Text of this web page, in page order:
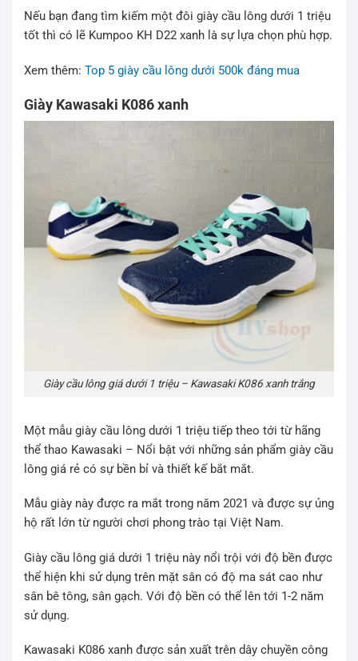
Nếu bạn đang tìm kiếm một đôi giày cầu lông dưới 1 triệu
tốt thì có lẽ Kumpoo KH D22 xanh là sự lựa chọn phù hợp.
Xem thêm: Top 5 giày cầu lông dưới 500k đáng mua
Giày Kawasaki K086 xanh
Giày cầu lông giá dưới 1 triệu – Kawasaki K086 xanh trắng
Một mẫu giày cầu lông dưới 1 triệu tiếp theo tới từ hãng
thể thao Kawasaki – Nổi bật với những sản phẩm giày cầu
lông giá rẻ có sự bền bỉ và thiết kế bắt mắt.
Mẫu giày này được ra mắt trong năm 2021 và được sự ủng
hộ rất lớn từ người chơi phong trào tại Việt Nam.
Giày cầu lông giá dưới 1 triệu này nổi trội với độ bền được
thể hiện khi sử dụng trên mặt sân có độ ma sát cao như
sân bê tông, sân gạch. Với độ bền có thể lên tới 1-2 năm
sử dụng.
Kawasaki K086 xanh được sản xuất trên dây chuyền công